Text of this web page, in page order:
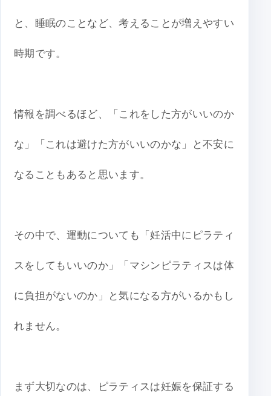
と、睡眠のことなど、考えることが増えやすい
時期です。
情報を調べるほど、「これをした方がいいのか
な」「これは避けた方がいいのかな」と不安に
なることもあると思います。
その中で、運動についても「妊活中にピラティ
スをしてもいいのか」「マシンピラティスは体
に負担がないのか」と気になる方がいるかもし
れません。
まず大切なのは、ピラティスは妊娠を保証する